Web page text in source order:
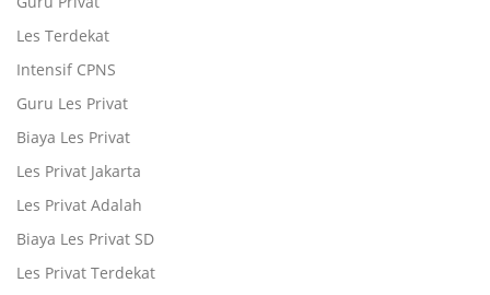
Les Terdekat
Intensif CPNS
Guru Les Privat
Biaya Les Privat
Les Privat Jakarta
Les Privat Adalah
Biaya Les Privat SD
Les Privat Terdekat